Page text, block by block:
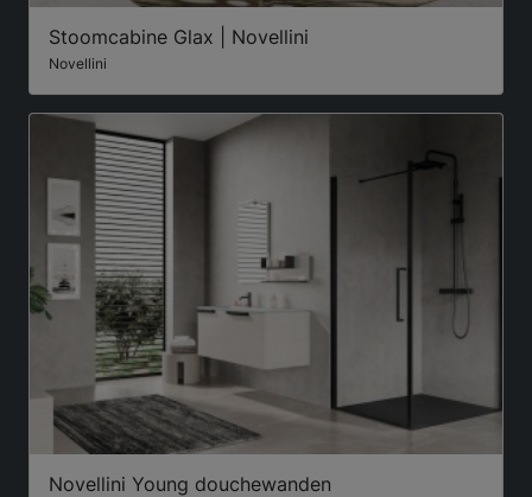
Stoomcabine Glax | Novellini
Novellini
Novellini Young douchewanden